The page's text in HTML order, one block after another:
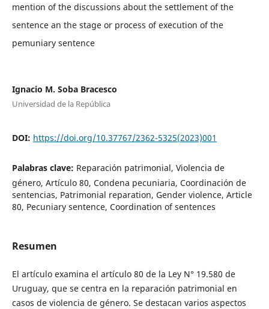
mention of the discussions about the settlement of the
sentence an the stage or process of execution of the
pemuniary sentence
Ignacio M. Soba Bracesco
Universidad de la República
DOI: https://doi.org/10.37767/2362-5325(2023)001
Palabras clave: Reparación patrimonial, Violencia de
género, Artículo 80, Condena pecuniaria, Coordinación de
sentencias, Patrimonial reparation, Gender violence, Article
80, Pecuniary sentence, Coordination of sentences
Resumen
El artículo examina el artículo 80 de la Ley N° 19.580 de
Uruguay, que se centra en la reparación patrimonial en
casos de violencia de género. Se destacan varios aspectos